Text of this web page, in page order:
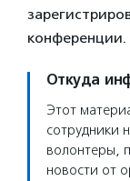
конференции.
Откуда
Этот
сотрудники
волонтеры,
новости от